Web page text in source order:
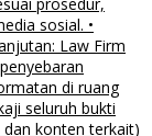
sosial. •
Law Firm
di ruang
seluruh bukti
konten terkait)